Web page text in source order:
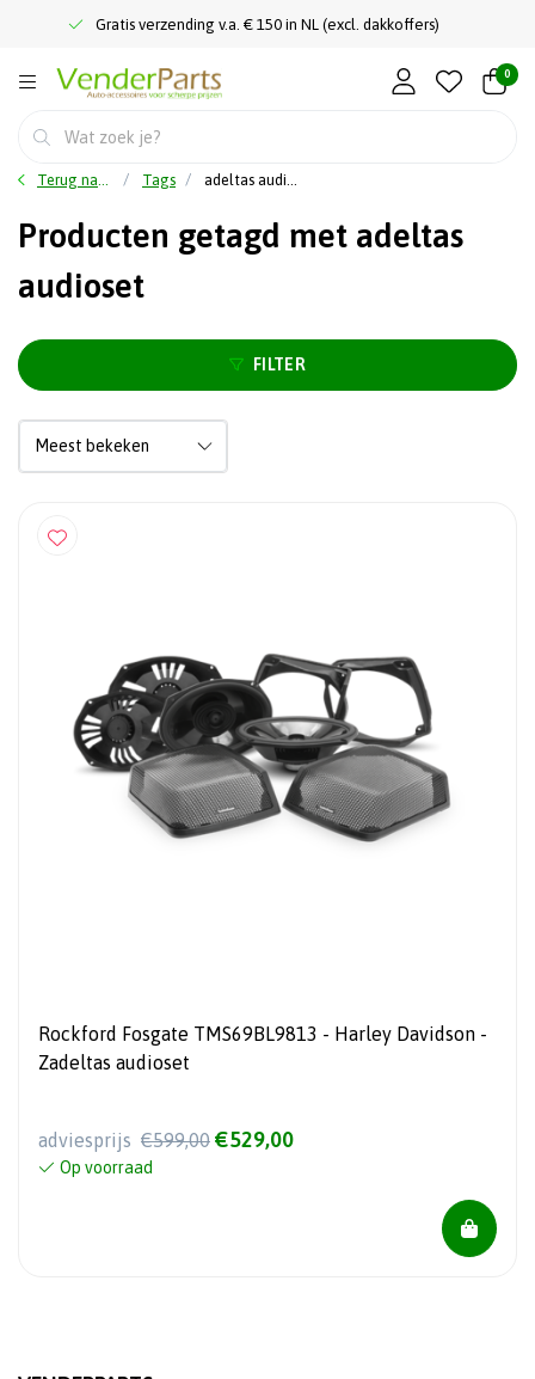
Gratis verzending v.a. € 150 in NL (excl. dakkoffers)
0
Terug naar home Tags adeltas audioset
Producten getagd met adeltas
audioset
FILTER
Rockford Fosgate TMS69BL9813 - Harley Davidson -
Zadeltas audioset
adviesprijs €599,00 €529,00
Op voorraad